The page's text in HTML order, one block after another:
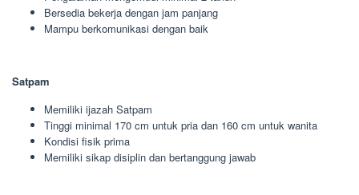
Bersedia bekerja dengan jam panjang
Mampu berkomunikasi dengan baik
Satpam
Memiliki ijazah Satpam
Tinggi minimal 170 cm untuk pria dan 160 cm untuk wanita
Kondisi fisik prima
Memiliki sikap disiplin dan bertanggung jawab